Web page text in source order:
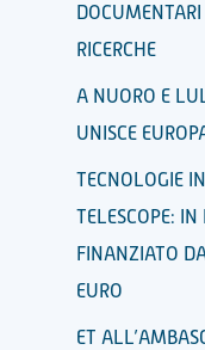
RICERCHE
A NUORO E
UNISCE
TECNOLOGIE
TELESCOPE:
FINANZIATO
EURO
ET